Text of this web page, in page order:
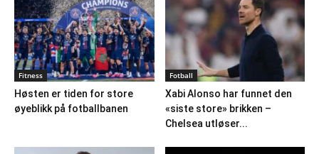
Fitness
Høsten er tiden for store
øyeblikk på fotballbanen
Fotball
Xabi Alonso har funnet den
«siste store» brikken –
Chelsea utløser...